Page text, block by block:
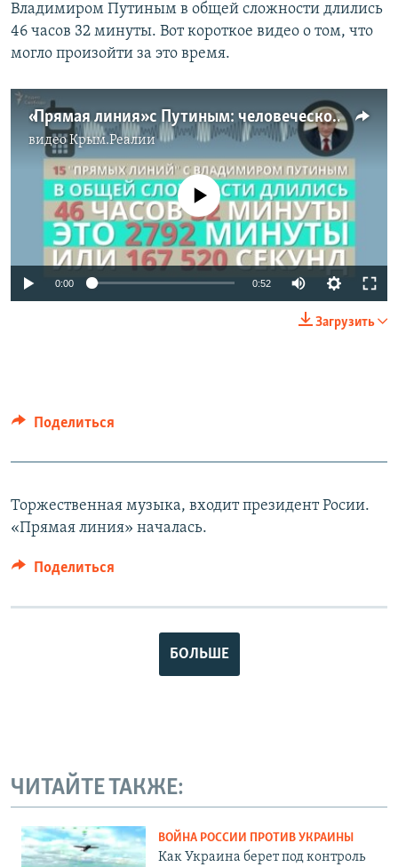
Владимиром Путиным в общей сложности длились
46 часов 32 минуты. Вот короткое видео о том, что
могло произойти за это время.
«Прямая линия» с Путиным: человеческое измерение (видео)
видеоКрым.Реалии
No media source currently available
0:00 0:52
Загрузить
Поделиться
Торжественная музыка, входит президент Росии.
«Прямая линия» началась.
Поделиться
БОЛЬШЕ
ЧИТАЙТЕ ТАКЖЕ:
ВОЙНА РОССИИ ПРОТИВ УКРАИНЫ
Как Украина берет под контроль